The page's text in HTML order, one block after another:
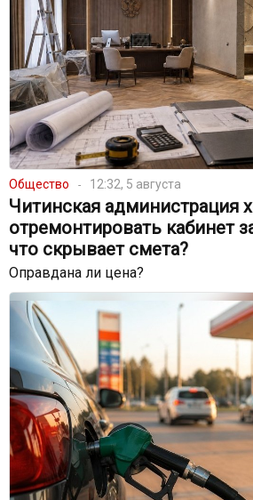
Общество 12:32, 5 августа
Читинская администрация
отремонтировать кабинет
что скрывает смета?
Оправдана ли цена?